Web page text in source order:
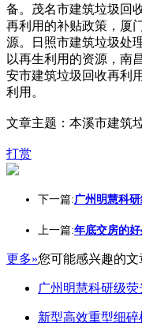
备。茂名市建筑垃圾回
再利用的补贴政策，厦
源。日照市建筑垃圾处
以再生利用的资源，南
安市建筑垃圾回收再利
利用。
文章主题：本溪市建筑
打赏
下一篇:广州明慧科
上一篇:年底交房的
更多»您可能感兴趣的文
广州明慧科研级
新型高效重型细